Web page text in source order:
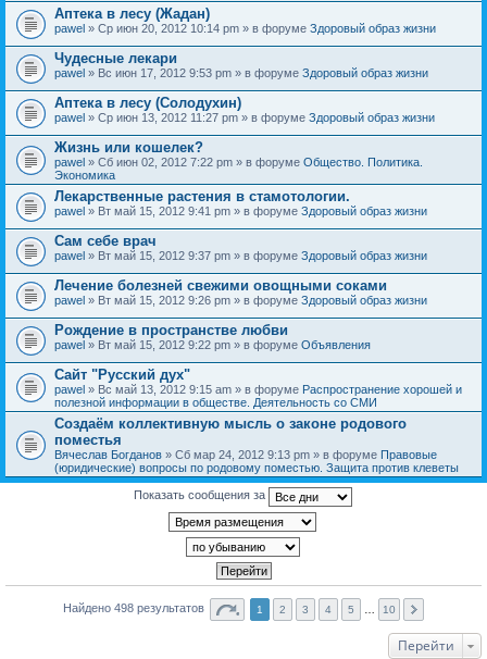
Аптека в лесу (Жадан)
pawel » Ср июн 20, 2012 10:14 pm » в форуме Здоровый образ жизни
Чудесные лекари
pawel » Вс июн 17, 2012 9:53 pm » в форуме Здоровый образ жизни
Аптека в лесу (Солодухин)
pawel » Ср июн 13, 2012 11:27 pm » в форуме Здоровый образ жизни
Жизнь или кошелек?
pawel » Сб июн 02, 2012 7:22 pm » в форуме Общество. Политика.
Экономика
Лекарственные растения в стамотологии.
pawel » Вт май 15, 2012 9:41 pm » в форуме Здоровый образ жизни
Сам себе врач
pawel » Вт май 15, 2012 9:37 pm » в форуме Здоровый образ жизни
Лечение болезней свежими овощными соками
pawel » Вт май 15, 2012 9:26 pm » в форуме Здоровый образ жизни
Рождение в пространстве любви
pawel » Вт май 15, 2012 9:22 pm » в форуме Объявления
Сайт "Русский дух"
pawel » Вс май 13, 2012 9:15 am » в форуме Распространение хорошей и
полезной информации в обществе. Деятельность со СМИ
Создаём коллективную мысль о законе родового
поместья
Вячеслав Богданов » Сб мар 24, 2012 9:13 pm » в форуме Правовые
(юридические) вопросы по родовому поместью. Защита против клеветы
Показать сообщения за
Найдено 498 результатов 1 2 3 4 5 10
Перейти